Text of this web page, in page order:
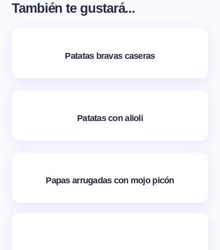
También te gustará...
Patatas bravas caseras
Patatas con alioli
Papas arrugadas con mojo picón